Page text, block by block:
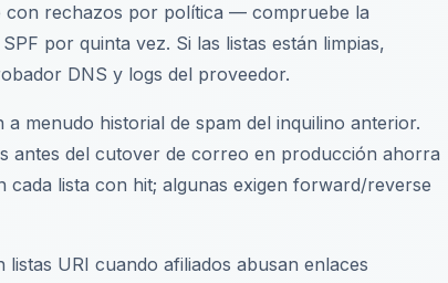
con rechazos por política — compruebe la
por quinta vez. Si las listas están limpias,
DNS y logs del proveedor.
menudo historial de spam del inquilino anterior.
antes del cutover de correo en producción ahorra
cada lista con hit; algunas exigen forward/reverse
URI cuando afiliados abusan enlaces